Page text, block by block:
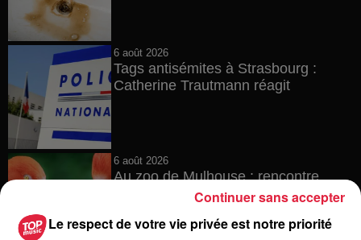
6 août 2026
Tags antisémites à Strasbourg :
Catherine Trautmann réagit
6 août 2026
Au zoo de Mulhouse : rencontre
avec les flamants rouges
Le respect de votre vie privée est notre priorité
Continuer sans accepter